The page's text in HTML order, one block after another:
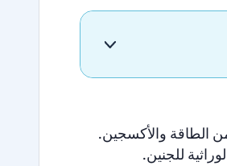
الطاقة والأكسجين.
للجنين.